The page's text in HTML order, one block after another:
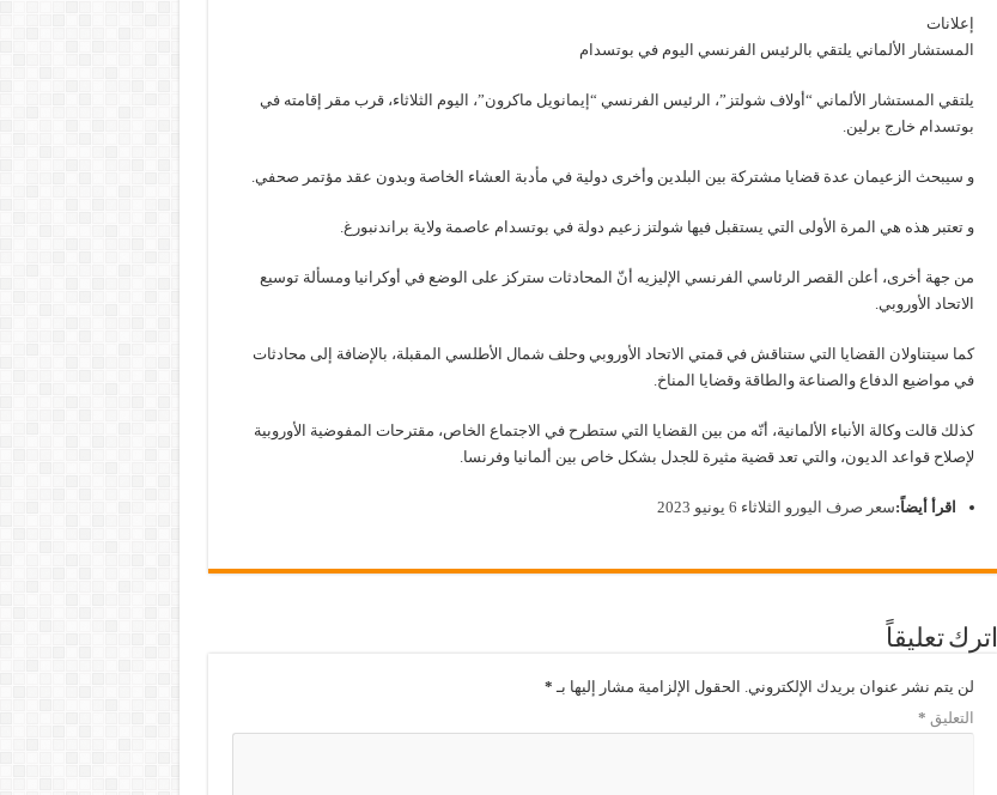
إعلانات
المستشار الألماني يلتقي بالرئيس الفرنسي اليوم في بوتسدام
يلتقي المستشار الألماني “أولاف شولتز”، الرئيس الفرنسي “إيمانويل ماكرون”، اليوم الثلاثاء، قرب مقر إقامته في
بوتسدام خارج برلين.
و سيبحث الزعيمان عدة قضايا مشتركة بين البلدين وأخرى دولية في مأدبة العشاء الخاصة وبدون عقد مؤتمر صحفي.
و تعتبر هذه هي المرة الأولى التي يستقبل فيها شولتز زعيم دولة في بوتسدام عاصمة ولاية براندنبورغ.
من جهة أخرى، أعلن القصر الرئاسي الفرنسي الإليزيه أنّ المحادثات ستركز على الوضع في أوكرانيا ومسألة توسيع
الاتحاد الأوروبي.
كما سيتناولان القضايا التي ستناقش في قمتي الاتحاد الأوروبي وحلف شمال الأطلسي المقبلة، بالإضافة إلى محادثات
في مواضيع الدفاع والصناعة والطاقة وقضايا المناخ.
كذلك قالت وكالة الأنباء الألمانية، أنّه من بين القضايا التي ستطرح في الاجتماع الخاص، مقترحات المفوضية الأوروبية
لإصلاح قواعد الديون، والتي تعد قضية مثيرة للجدل بشكل خاص بين ألمانيا وفرنسا.
اقرأ أيضاً:سعر صرف اليورو الثلاثاء 6 يونيو 2023
اترك تعليقاً
لن يتم نشر عنوان بريدك الإلكتروني. الحقول الإلزامية مشار إليها بـ *
التعليق *